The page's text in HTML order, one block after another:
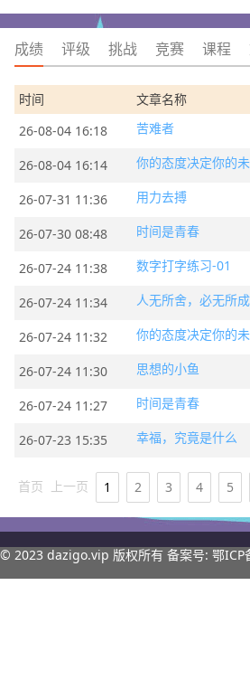
成绩 评级 挑战 竞赛 课程
时间 文章名称
26-08-04 16:18
苦难者
26-08-04 16:14
你的态度决定你的
26-07-31 11:36
用力去搏
26-07-30 08:48
时间是青春
26-07-24 11:38
数字打字练习-01
26-07-24 11:34
人无所舍，必无所成
26-07-24 11:32
你的态度决定你的
26-07-24 11:30
思想的小鱼
26-07-24 11:27
时间是青春
26-07-23 15:35
幸福，究竟是什么
首页 上一页 1 2 3 4 5
© 2023 dazigo.vip 版权所有 备案号: 鄂ICP